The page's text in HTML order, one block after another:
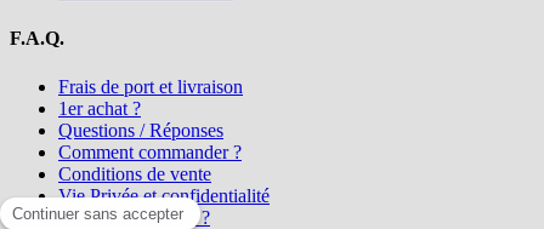
F.A.Q.
Frais de port et livraison
1er achat ?
Questions / Réponses
Comment commander ?
Conditions de vente
Vie Privée et confidentialité
Qui sommes-nous ?